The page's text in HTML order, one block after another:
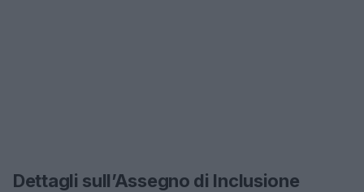
Dettagli sull’Assegno di Inclusione